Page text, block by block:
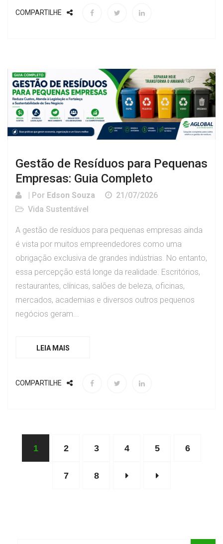
COMPARTILHE
Gestão de Resíduos para Pequenas
Empresas: Guia Completo
| Por Edson Souza
21/07/2026
Vida Sustentável
A gestão de resíduos para pequenas empresas ainda
é vista por muitos empreendedores como uma
obrigação exclusiva de grandes indústrias. No entanto,
essa percepção está longe da realidade. Escritórios,
restaurantes, clínicas, salões de beleza, oficinas,
mercados, academias e diversos outros pequenos
negócios geram...
LEIA MAIS
COMPARTILHE
1 2 3 4 5 6
7 8